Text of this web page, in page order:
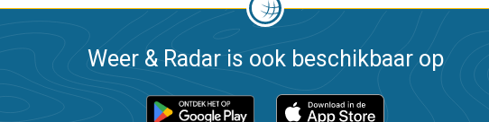
Weer & Radar is ook beschikbaar op